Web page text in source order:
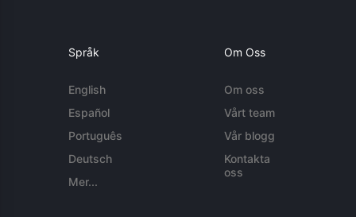
Språk
English
Español
Português
Deutsch
Mer...
Om Oss
Om oss
Vårt team
Vår blogg
Kontakta
oss